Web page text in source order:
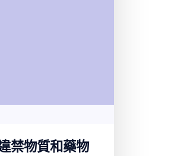
禁物質和藥物